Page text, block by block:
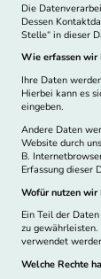
Die
Dessen
Stelle“ in dieser
Wie erfassen wir
Ihre Daten
Hierbei kann es
eingeben.
Andere Daten
Website durch
B.
Erfassung dieser
Wofür nutzen wir
Ein Teil der
zu
verwendet
Welche Rechte